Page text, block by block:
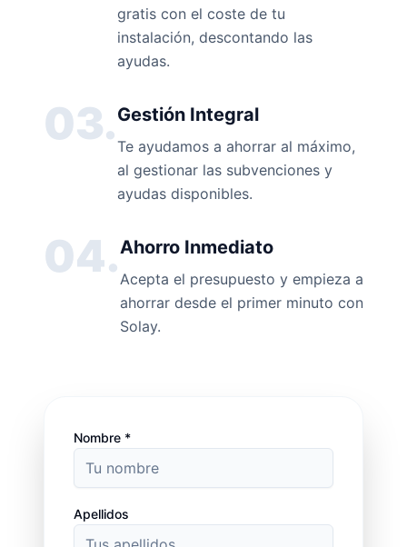
gratis con el coste de tu
instalación, descontando las
ayudas.
03.Gestión Integral
Te ayudamos a ahorrar al máximo,
al gestionar las subvenciones y
ayudas disponibles.
04.Ahorro Inmediato
Acepta el presupuesto y empieza a
ahorrar desde el primer minuto con
Solay.
Nombre *
Apellidos